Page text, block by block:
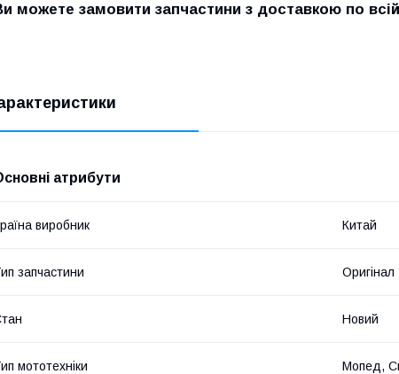
можете замовити запчастини з доставкою по всій
атрибути
виробник Китай
запчастини Оригінал
Новий
мототехніки Мопед,